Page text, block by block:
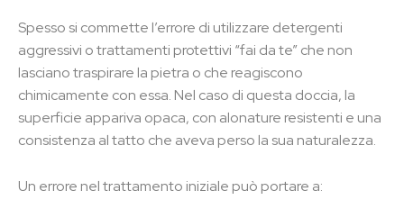
Spesso si commette l’errore di utilizzare detergenti
aggressivi o trattamenti protettivi “fai da te” che non
lasciano traspirare la pietra o che reagiscono
chimicamente con essa. Nel caso di questa doccia, la
superficie appariva opaca, con alonature resistenti e una
consistenza al tatto che aveva perso la sua naturalezza.
Un errore nel trattamento iniziale può portare a: